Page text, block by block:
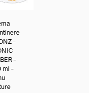
–
–
ml –